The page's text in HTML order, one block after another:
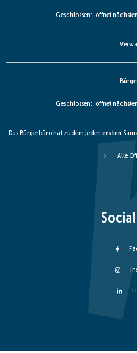
Klicken, um weitere
Geschlossen: öffnet
Klicken, um weitere
Geschlossen: öffnet
Das Bürgerbüro hat zudem jeden ersten
Alle